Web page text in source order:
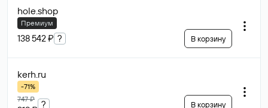
hole.shop
Премиум
138 542 ₽ ? В корзину
kerh.ru
-71%
747 ₽
? В корзину